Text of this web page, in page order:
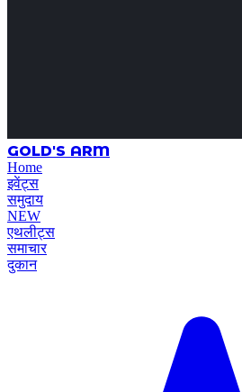
GOLD'S ARM
Home
इवेंट्स
समुदाय
NEW
एथलीट्स
समाचार
दुकान